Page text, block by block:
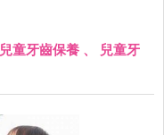
兒童牙齒保養 、
兒童牙